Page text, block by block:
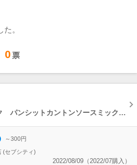
。
0 票
マコーミック パンシットカントンソースミックス McCormick PANCIT CANTON SAUCE Mix
～300円
(セブシティ)
2022/08/09（2022/07購入）